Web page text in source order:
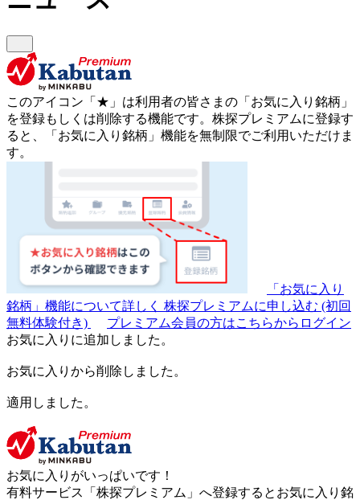
このアイコン 「★」 は利用者の皆さまの 「お気に入り銘柄」
を登録もしくは削除する機能です。 株探プレミアムに登録す
ると、「お気に入り銘柄」機能を無制限でご利用いただけま
す。
「お気に入り
銘柄」機能について詳しく 株探プレミアムに申し込む (初回
無料体験付き)
プレミアム会員の方はこちらからログイン
お気に入りに追加しました。
お気に入りから削除しました。
適用しました。
お気に入りがいっぱいです！
有料サービス「株探プレミアム」へ登録するとお気に入り銘